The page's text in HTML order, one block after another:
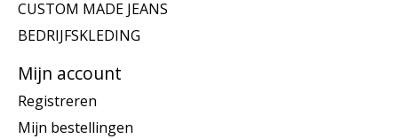
CUSTOM MADE JEANS
BEDRIJFSKLEDING
Mijn account
Registreren
Mijn bestellingen